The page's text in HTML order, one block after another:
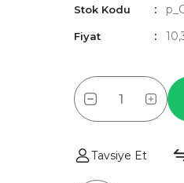
Stok Kodu
Fiyat
Tavsiye Et